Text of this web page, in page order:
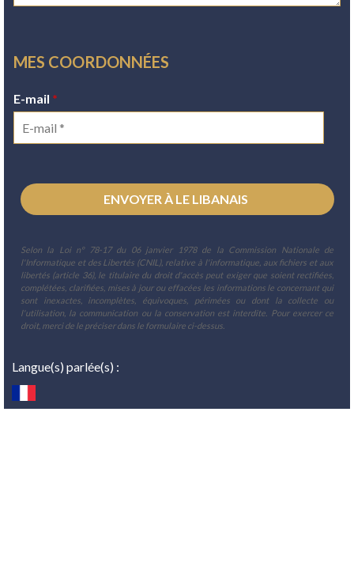
MES COORDONNÉES
E-mail *
Selon la Loi n° 78-17 du 06 janvier 1978 de la Commission Nationale de
l'Informatique et des Libertés (CNIL), relative à l'informatique, aux fichiers et aux
libertés (article 36), le titulaire du droit d'accès peut exiger que soient rectifiées,
complétées, clarifiées, mises à jour ou effacées les informations le concernant qui
sont inexactes, incomplètes, équivoques, périmées ou dont la collecte ou
l'utilisation, la communication ou la conservation est interdite. Pour exercer ce
droit, merci de le préciser dans le formulaire ci-dessus.
Langue(s) parlée(s) :